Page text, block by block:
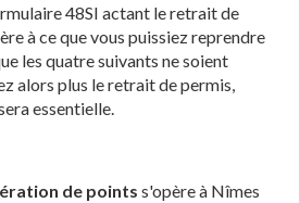
48SI actant le retrait de
à ce que vous puissiez reprendre
les quatre suivants ne soient
alors plus le retrait de permis,
essentielle.
de points s'opère à Nîmes